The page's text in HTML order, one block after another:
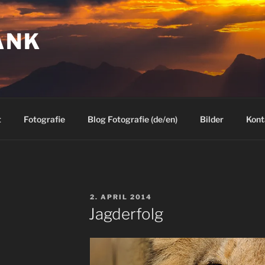
Fotografie Blog Fotografie (de/en) Bilder
VERÖFFENTLICHT
AM
2. APRIL 2014
Jagderfolg